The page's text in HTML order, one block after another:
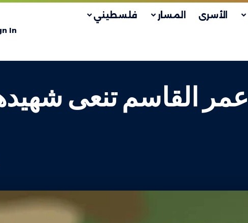
الأسرى المسار فلسطيني
In
القاسم تنعى